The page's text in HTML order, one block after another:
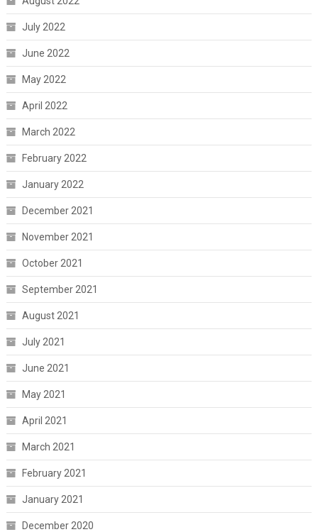
July 2022
June 2022
May 2022
April 2022
March 2022
February 2022
January 2022
December 2021
November 2021
October 2021
September 2021
August 2021
July 2021
June 2021
May 2021
April 2021
March 2021
February 2021
January 2021
December 2020